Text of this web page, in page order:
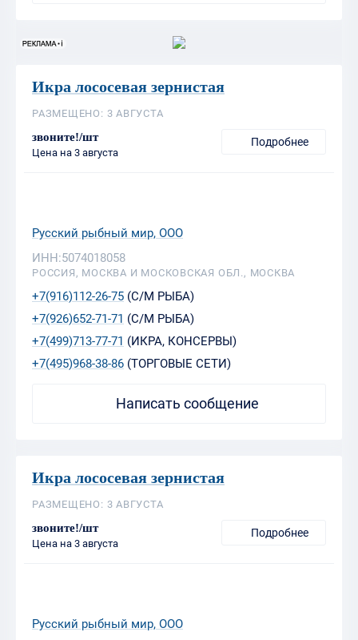
Икра лососевая зернистая
РАЗМЕЩЕНО: 3 АВГУСТА
звоните!/шт
Цена на 3 августа
Подробнее
Русский рыбный мир, ООО
ИНН:5074018058
РОССИЯ, МОСКВА И МОСКОВСКАЯ ОБЛ., МОСКВА
+7(916)112-26-75 (С/М РЫБА)
+7(926)652-71-71 (С/М РЫБА)
+7(499)713-77-71 (ИКРА, КОНСЕРВЫ)
+7(495)968-38-86 (ТОРГОВЫЕ СЕТИ)
Написать сообщение
Икра лососевая зернистая
РАЗМЕЩЕНО: 3 АВГУСТА
звоните!/шт
Цена на 3 августа
Подробнее
Русский рыбный мир, ООО